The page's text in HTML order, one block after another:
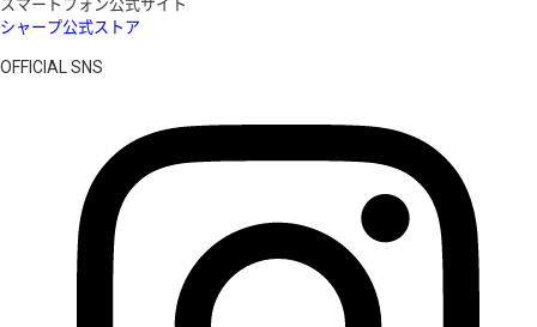
スマートフォン公式サイト
シャープ公式ストア
OFFICIAL SNS